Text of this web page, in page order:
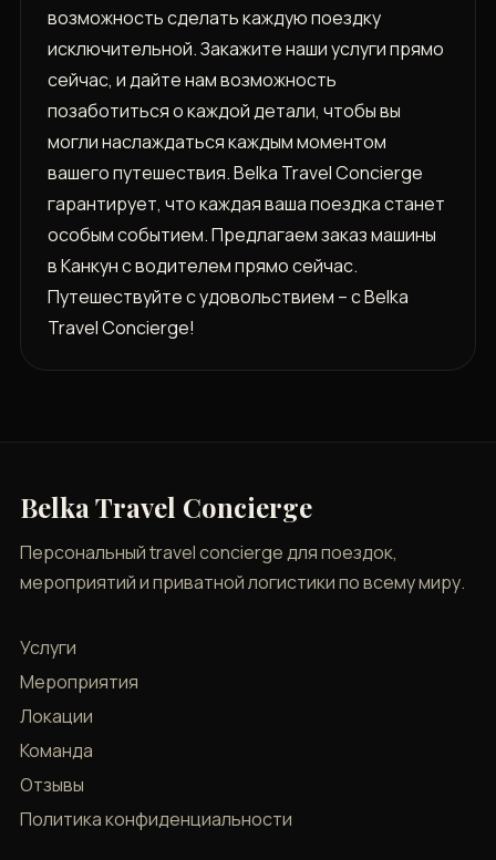
возможность сделать каждую поездку
исключительной. Закажите наши услуги прямо
сейчас, и дайте нам возможность
позаботиться о каждой детали, чтобы вы
могли наслаждаться каждым моментом
вашего путешествия. Belka Travel Concierge
гарантирует, что каждая ваша поездка станет
особым событием. Предлагаем заказ машины
в Канкун с водителем прямо сейчас.
Путешествуйте с удовольствием – с Belka
Travel Concierge!
Belka Travel Concierge
Персональный travel concierge для поездок,
мероприятий и приватной логистики по всему миру.
Услуги
Мероприятия
Локации
Команда
Отзывы
Политика конфиденциальности